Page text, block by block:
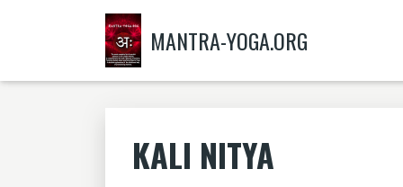
MANTRA-YOGA.ORG
KALI NITYA